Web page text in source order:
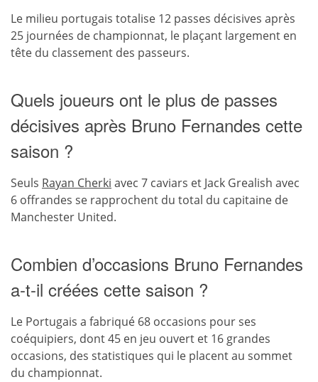
Le milieu portugais totalise 12 passes décisives après
25 journées de championnat, le plaçant largement en
tête du classement des passeurs.
Quels joueurs ont le plus de passes
décisives après Bruno Fernandes cette
saison ?
Seuls Rayan Cherki avec 7 caviars et Jack Grealish avec
6 offrandes se rapprochent du total du capitaine de
Manchester United.
Combien d’occasions Bruno Fernandes
a-t-il créées cette saison ?
Le Portugais a fabriqué 68 occasions pour ses
coéquipiers, dont 45 en jeu ouvert et 16 grandes
occasions, des statistiques qui le placent au sommet
du championnat.